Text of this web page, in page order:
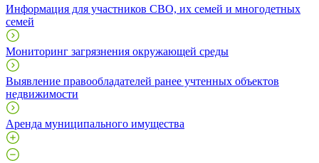
Информация для участников СВО, их семей и многодетных
семей
Мониторинг загрязнения окружающей среды
Выявление правообладателей ранее учтенных объектов
недвижимости
Аренда муниципального имущества